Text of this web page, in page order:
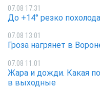
07.08 17:31
До +14° резко
07.08 13:01
Гроза нагрянет в
07.08 11:01
Жара и дожди. Какая
в выходные